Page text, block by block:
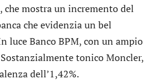
, che mostra un incremento del
che evidenzia un bel
luceBanco BPM, con un ampio
tonicoMoncler,
dell’1,42%.